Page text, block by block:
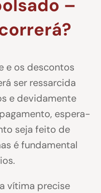
–
e os descontos
ser ressarcida
e devidamente
espera-
seja feito de
é fundamental
vítima precise